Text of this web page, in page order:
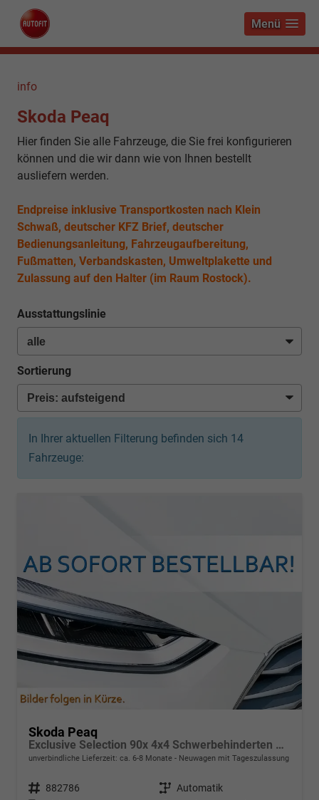
Menü
info
Skoda Peaq
Hier finden Sie alle Fahrzeuge, die Sie frei konfigurieren
können und die wir dann wie von Ihnen bestellt
ausliefern werden.
Endpreise inklusive Transportkosten nach Klein
Schwaß, deutscher KFZ Brief, deutscher
Bedienungsanleitung, Fahrzeugaufbereitung,
Fußmatten, Verbandskasten, Umweltplakette und
Zulassung auf den Halter (im Raum Rostock).
Ausstattungslinie
Sortierung
In Ihrer aktuellen Filterung befinden sich 14
Fahrzeuge:
Skoda Peaq
Exclusive Selection 90x 4x4 Schwerbehinderten Rabatt - GdB 50% FÖRDERFÄHIG
unverbindliche Lieferzeit: ca. 6-8 Monate Neuwagen mit Tageszulassung
Fahrzeugnr. 882786 Getriebe Automatik